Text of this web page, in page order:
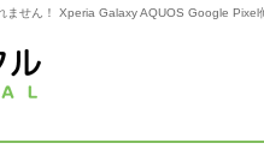
ません！ Xperia Galaxy AQUOS Google